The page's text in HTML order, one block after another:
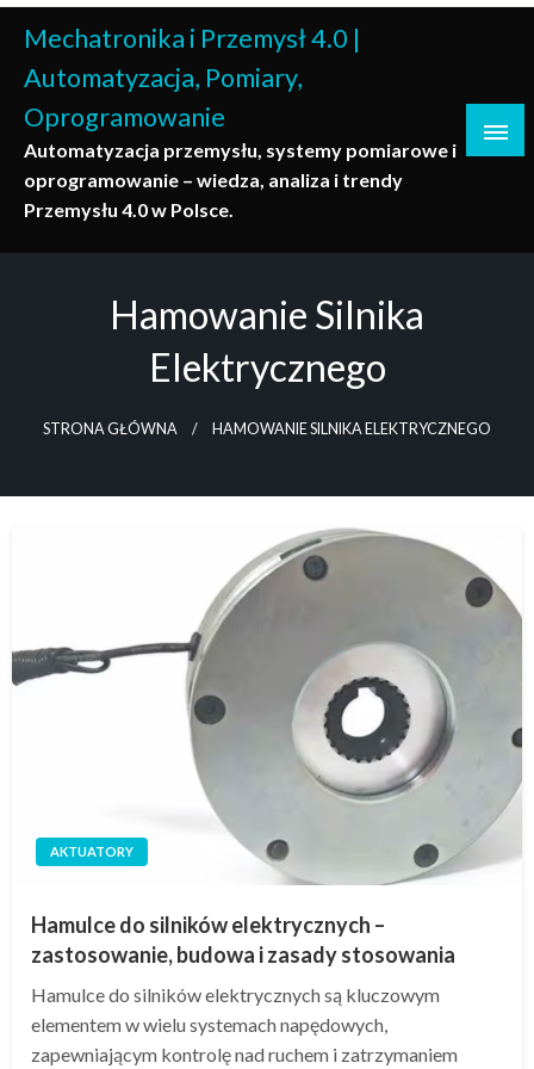
Skip
content
Mechatronika i Przemysł 4.0 |
Automatyzacja, Pomiary,
Oprogramowanie
Automatyzacja przemysłu, systemy pomiarowe i
oprogramowanie – wiedza, analiza i trendy
Przemysłu 4.0 w Polsce.
Hamowanie Silnika
Elektrycznego
STRONA GŁÓWNA HAMOWANIE SILNIKA ELEKTRYCZNEGO
AKTUATORY
Hamulce do silników elektrycznych –
zastosowanie, budowa i zasady stosowania
Hamulce do silników elektrycznych są kluczowym
elementem w wielu systemach napędowych,
zapewniającym kontrolę nad ruchem i zatrzymaniem